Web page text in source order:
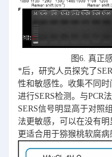
图6. 真正
*后，研究人员探究了
性和敏感性。收集不同时
进行SERS检测。与PCR
SERS信号明显高于对照
法更敏感，可以在没有明
更适合用于猕猴桃软腐病